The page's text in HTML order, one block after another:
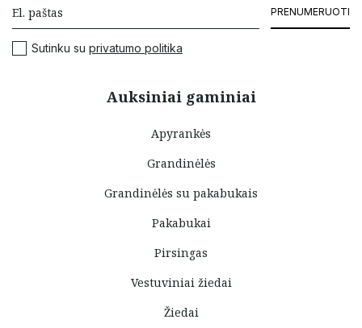
Auksiniai gaminiai
Apyrankės
Grandinėlės
Grandinėlės su pakabukais
Pakabukai
Pirsingas
Vestuviniai žiedai
Žiedai
PRENUMERUOTI
Sutinku su privatumo politika